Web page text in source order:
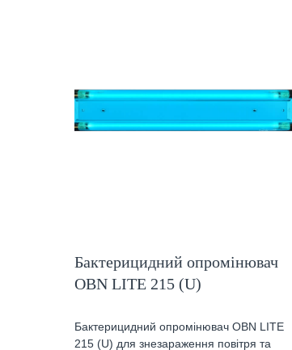
Бактерицидний опромінювач
OBN LITE 215 (U)
Бактерицидний опромінювач OBN LITE
215 (U) для знезараження повітря та